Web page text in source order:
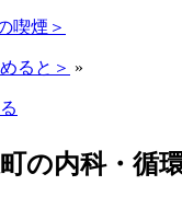
喫煙＞
ると＞ »
の内科・循